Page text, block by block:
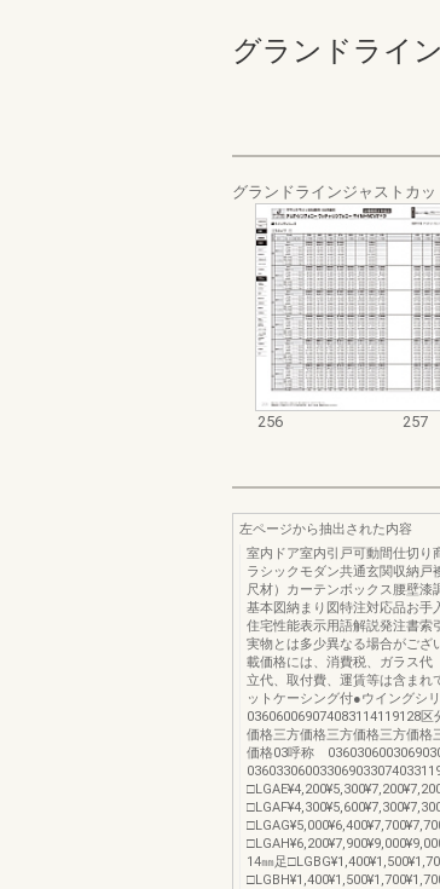
グランドライ
グランドラインジャストカ
256 257
左ページから抽出された内容
室内ドア室内引戸可動間仕切り
ラシックモダン共通玄関収納戸
尺材）カーテンボックス腰壁漆
基本図納まり図特注対応品お手
住宅性能表示用語解説発注書索
実物とは多少異なる場合がござ
載価格には、消費税、ガラス代
立代、取付費、運賃等は含まれ
ットケーシング付●ウイングシ
036060069074083114119128
価格三方価格三方価格三方価格
価格03呼称
14㎜足